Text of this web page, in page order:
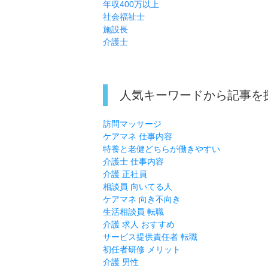
年収400万以上
社会福祉士
施設長
介護士
人気キーワードから記事を
訪問マッサージ
ケアマネ 仕事内容
特養と老健どちらが働きやすい
介護士 仕事内容
介護 正社員
相談員 向いてる人
ケアマネ 向き不向き
生活相談員 転職
介護 求人 おすすめ
サービス提供責任者 転職
初任者研修 メリット
介護 男性